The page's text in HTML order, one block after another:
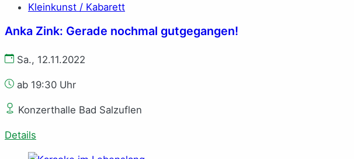
Kleinkunst / Kabarett
Anka Zink: Gerade nochmal gutgegangen!
Sa., 12.11.2022
ab 19:30 Uhr
Konzerthalle Bad Salzuflen
Details